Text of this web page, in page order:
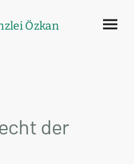
Özkan
der